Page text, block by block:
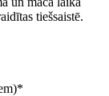
tiešsaistē.